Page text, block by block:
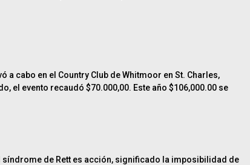
a cabo en el Country Club de Whitmoor en St. Charles,
el evento recaudó $70.000,00. Este año $106,000.00 se
de Rett es acción, significado la imposibilidad de